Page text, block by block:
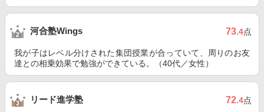
河合塾Wings 73.4点
我が子はレベル分けされた集団授業が合っていて、周りのお友
達との相乗効果で勉強ができている。（40代／女性）
リード進学塾 72.4点